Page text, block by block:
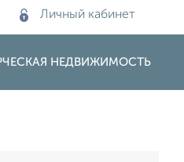
Личный кабинет
НЕДВИЖИМОСТЬ